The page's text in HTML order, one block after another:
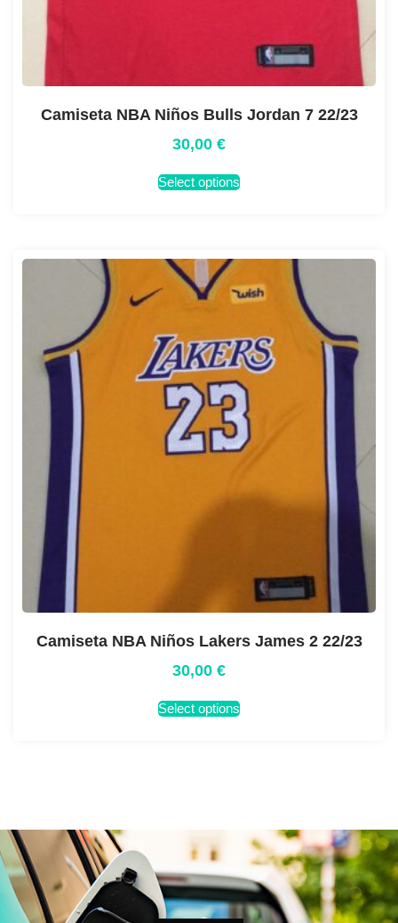
Camiseta NBA Niños Bulls Jordan 7 22/23
30,00 €
Select options
Camiseta NBA Niños Lakers James 2 22/23
30,00 €
Select options